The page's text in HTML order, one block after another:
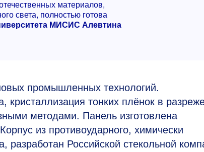
материалов,
света, полностью готова
МИСИС Алевтина
промышленных технологий.
кристаллизация тонких плёнок в
методами. Панель изготовлена
из противоударного, химически
разработан Российской стекольной